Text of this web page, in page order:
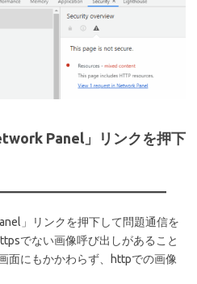
Panel」リンクを押下
」リンクを押下して問題通信を
でない画像呼び出しがあること
面にもかかわらず、httpでの画像